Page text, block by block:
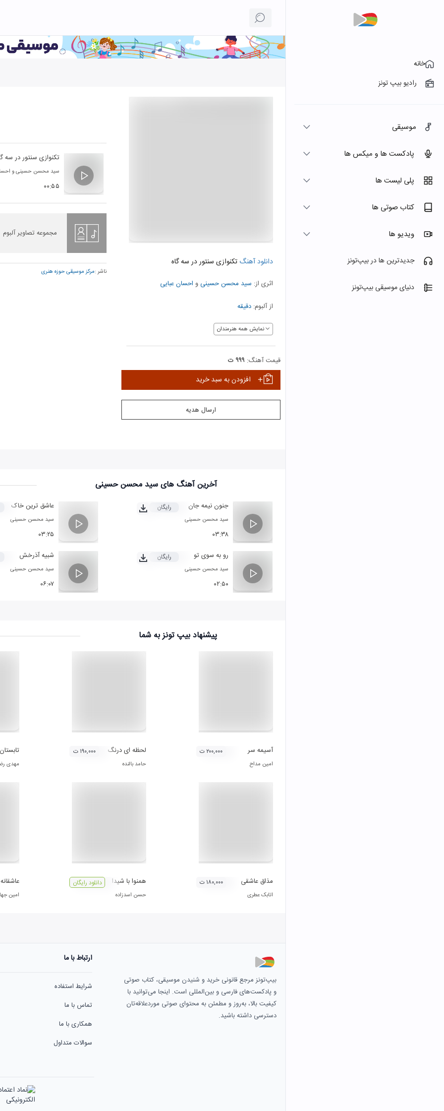
خانه
رادیو بیپ تونز
موسیقی
پادکست ها و میکس ها
پلی لیست ها
کتاب صوتی ها
ویدیو ها
جدیدترین ها در بیپ‌تونز
دنیای موسیقی بیپ‌تونز
دانلود آهنگ تکنوازی سنتور در سه گاه
اثری از: سید محسن حسینی و احسان عبایی
از آلبوم: دقیقه
نمایش همه هنرمندان
قیمت آهنگ: ۹۹۹ ت
افزودن به سبد خرید
ارسال هدیه
تکنوازی سنتور در سه
سید محسن حسینیو
۰۰:۵۵
مجموعه تصاویر آلبوم
ناشر :مرکز موسیقی حوزه هنری
آخرین آهنگ های سید محسن حسینی
جنون نیمه جان
سید محسن حسینی
۰۳:۳۸
رایگان عاشق ترین خاک
سید محسن حسینی
۰۳:۲۵
رو به سوی تو
سید محسن حسینی
۰۲:۵۰
رایگان شبیه آذرخش
سید محسن حسینی
۰۶:۰۷
پیشنهاد بیپ تونز به شما
آسیمه سر
امین مداح
۲۰۰,۰۰۰ ت لحظه ای درنگ
حامد بالنده
۱۹۰,۰۰۰ ت تابستان
مهدی
مذاق عاشقی
اتابک عطری
۱۸۰,۰۰۰ ت همنوا با شيدا
حسن اسدزاده
دانلود رایگان
امین
بیپ‌تونز مرجع قانونی خرید و شنیدن موسیقی، کتاب صوتی
و پادکست‌های فارسی و بین‌المللی است. اینجا می‌توانید با
کیفیت بالا، به‌روز و مطمئن به محتوای صوتی موردعلاقه‌تان
دسترسی داشته باشید.
ارتباط با ما
شرایط استفاده
تماس با ما
همکاری با ما
سوالات متداول